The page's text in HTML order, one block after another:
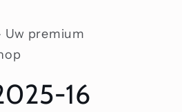
Uw premium
16